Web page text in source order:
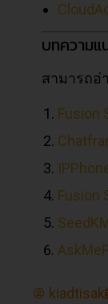
บทความแ
สามารถอ่
Fusion
Fusion
kiadtisak